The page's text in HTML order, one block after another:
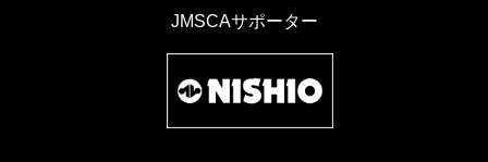
JMSCAサポーター